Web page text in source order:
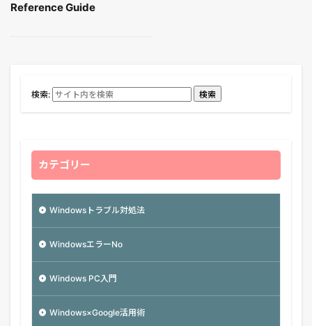
Reference Guide
検索: 検索
カテゴリー
Windowsトラブル対処法
WindowsエラーNo
Windows PC入門
Windows×Google活用術